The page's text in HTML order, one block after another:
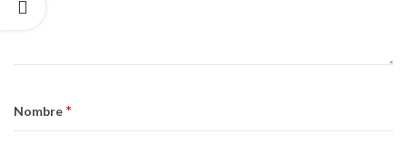
Nombre *